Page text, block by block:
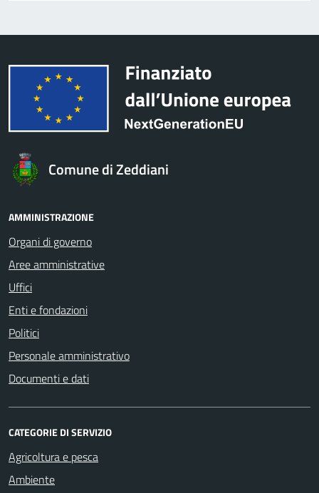
Comune di Zeddiani
AMMINISTRAZIONE
Organi di governo
Aree amministrative
Uffici
Enti e fondazioni
Politici
Personale amministrativo
Documenti e dati
CATEGORIE DI SERVIZIO
Agricoltura e pesca
Ambiente